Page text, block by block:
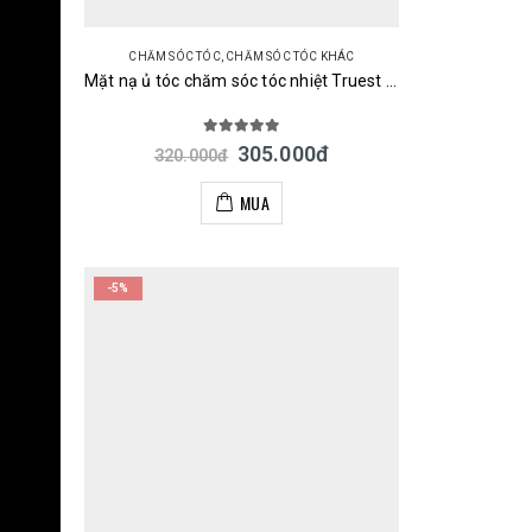
CHĂM SÓC TÓC, CHĂM SÓC TÓC KHÁC
Mặt nạ ủ tóc chăm sóc tóc nhiệt Truest by S FREE Acid & Heat Care Hair Mask 180g Nhật
out of 5
320.000đ 305.000đ
MUA
-5%